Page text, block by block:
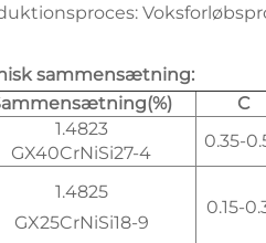
sammensætning:
C
1.4823
GX40CrNiSi27-4
0.35-
1.4825
GX25CrNiSi18-9
0.15-